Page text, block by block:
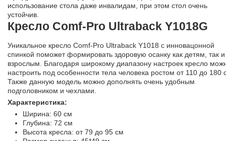
использование стола даже инвалидам, при этом стол очень
устойчив.
Кресло Comf-Pro Ultraback Y1018G
Уникальное кресло Comf-Pro Ultraback Y1018 с инновацонной
спинкой поможет формировать здоровую осанку как детям, так и
взрослым. Благодаря широкому диапазону настроек кресло
настроить под особенности тела человека ростом от 110 до 180
Также данную модель можно дополнять очень удобным
подголовником и чехлами.
Характеристика:
Ширина: 60 см
Глубина: 72 см
Высота кресла: от 79 до 95 см